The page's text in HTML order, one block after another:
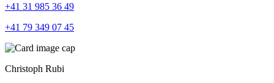
+41 31 985 36 49
+41 79 349 07 45
Christoph Rubi